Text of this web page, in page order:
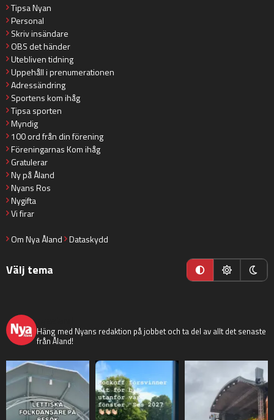
Tipsa Nyan
Personal
Skriv insändare
OBS det händer
Utebliven tidning
Uppehåll i prenumerationen
Adressändring
Sportens kom ihåg
Tipsa sporten
Myndig
100 ord från din förening
Föreningarnas Kom ihåg
Gratulerar
Ny på Åland
Nyans Ros
Nygifta
Vi firar
Om Nya Åland Dataskydd
Välj tema
Häng med Nyans redaktion på jobbet och ta del av allt det senaste
från Åland!